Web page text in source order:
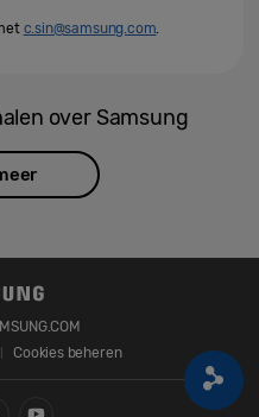
c.sin@samsung.com.
over Samsung
Cookies beheren